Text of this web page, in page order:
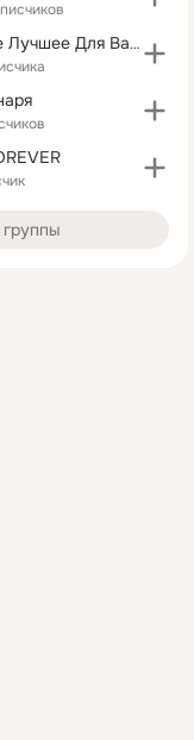
Всё Самое Лучшее Для Вас!!!